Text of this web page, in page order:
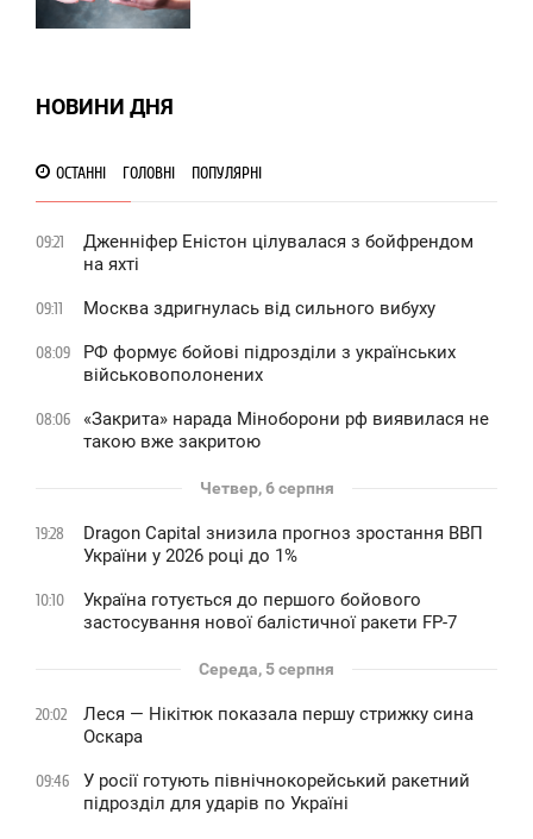
НОВИНИ ДНЯ
ОСТАННІ ГОЛОВНІ ПОПУЛЯРНІ
09:21
Дженніфер Еністон цілувалася з бойфрендом
на яхті
09:11 Москва здригнулась від сильного вибуху
08:09
РФ формує бойові підрозділи з українських
військовополонених
08:06
«Закрита» нарада Міноборони рф виявилася не
такою вже закритою
Четвер, 6 серпня
19:28
Dragon Capital знизила прогноз зростання ВВП
України у 2026 році до 1%
10:10
Україна готується до першого бойового
застосування нової балістичної ракети FP-7
Середа, 5 серпня
20:02
Леся — Нікітюк показала першу стрижку сина
Оскара
09:46
У росії готують північнокорейський ракетний
підрозділ для ударів по Україні